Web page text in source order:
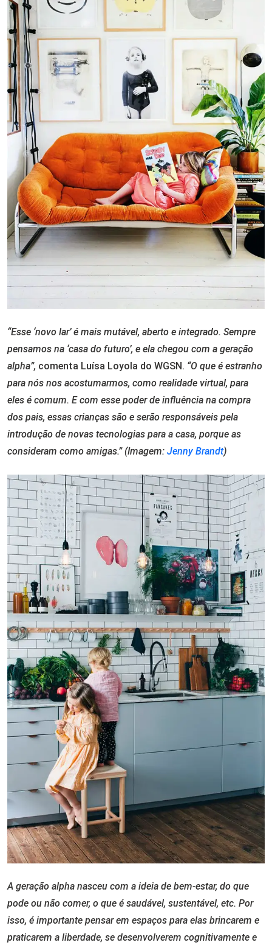
“Esse ‘novo lar’ é mais mutável, aberto e integrado. Sempre
pensamos na ‘casa do futuro’, e ela chegou com a geração
alpha”, comenta Luísa Loyola do WGSN. “O que é estranho
para nós nos acostumarmos, como realidade virtual, para
eles é comum. E com esse poder de influência na compra
dos pais, essas crianças são e serão responsáveis pela
introdução de novas tecnologias para a casa, porque as
consideram como amigas.” (Imagem: Jenny Brandt)
A geração alpha nasceu com a ideia de bem-estar, do que
pode ou não comer, o que é saudável, sustentável, etc. Por
isso, é importante pensar em espaços para elas brincarem e
praticarem a liberdade, se desenvolverem cognitivamente e